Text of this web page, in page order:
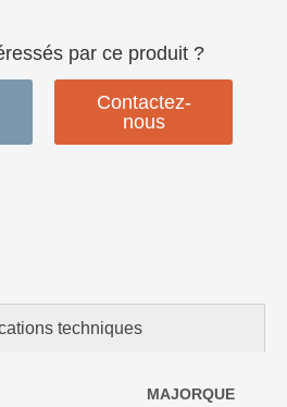
par ce produit ?
Contactez-
nous
techniques
MAJORQUE